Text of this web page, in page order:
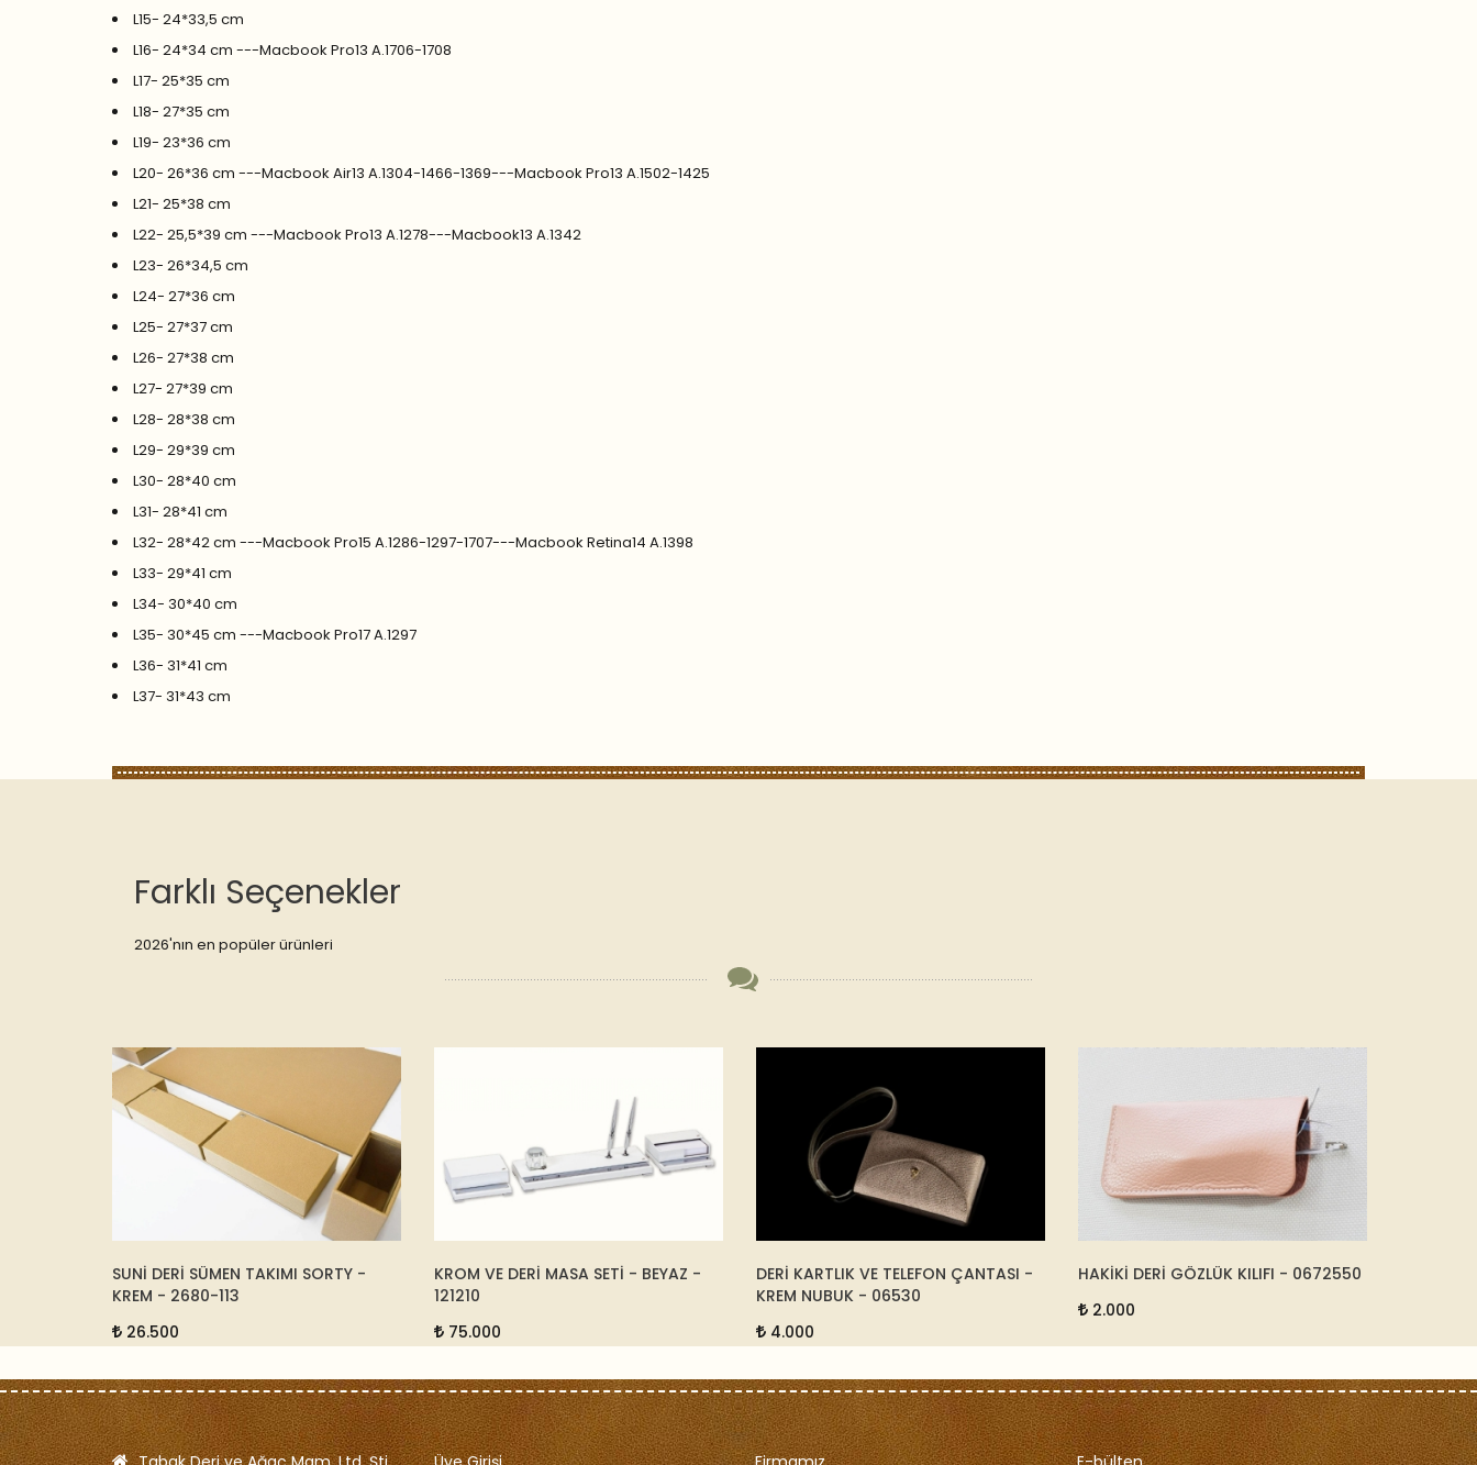
L15- 24*33,5 cm
L16- 24*34 cm ---Macbook Pro13 A.1706-1708
L17- 25*35 cm
L18- 27*35 cm
L19- 23*36 cm
L20- 26*36 cm ---Macbook Air13 A.1304-1466-1369---Macbook Pro13 A.1502-1425
L21- 25*38 cm
L22- 25,5*39 cm ---Macbook Pro13 A.1278---Macbook13 A.1342
L23- 26*34,5 cm
L24- 27*36 cm
L25- 27*37 cm
L26- 27*38 cm
L27- 27*39 cm
L28- 28*38 cm
L29- 29*39 cm
L30- 28*40 cm
L31- 28*41 cm
L32- 28*42 cm ---Macbook Pro15 A.1286-1297-1707---Macbook Retina14 A.1398
L33- 29*41 cm
L34- 30*40 cm
L35- 30*45 cm ---Macbook Pro17 A.1297
L36- 31*41 cm
L37- 31*43 cm
Farklı Seçenekler
2026'nın en popüler ürünleri
SUNİ DERİ SÜMEN TAKIMI SORTY -
KREM - 2680-113
26.500
KROM VE DERİ MASA SETİ - BEYAZ -
121210
75.000
DERİ KARTLIK VE TELEFON ÇANTASI -
KREM NUBUK - 06530
4.000
HAKİKİ DERİ GÖZLÜK KILIFI - 0672550
2.000